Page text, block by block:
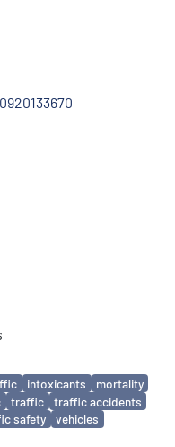
intoxicants
mortality
traffic
traffic accidents
safety vehicles